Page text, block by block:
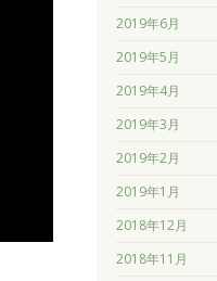
2019年6月
2019年5月
2019年4月
2019年3月
2019年2月
2019年1月
2018年12月
2018年11月